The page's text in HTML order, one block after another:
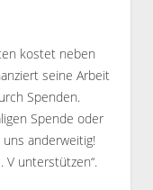
kostet neben
seine Arbeit
Spenden.
Spende oder
anderweitig!
V unterstützen“.